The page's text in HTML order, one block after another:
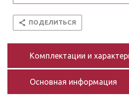
ПОДЕЛИТЬСЯ
Комплектации и
Основная информация